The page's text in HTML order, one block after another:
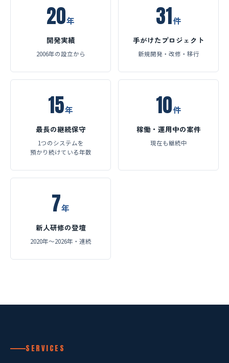
20年
開発実績
2006年の設立から
31件
手がけたプロジェクト
新規開発・改修・移行
15年
最長の継続保守
1つのシステムを
預かり続けている年数
10件
稼働・運用中の案件
現在も継続中
7年
新人研修の登壇
2020年〜2026年・連続
SERVICES